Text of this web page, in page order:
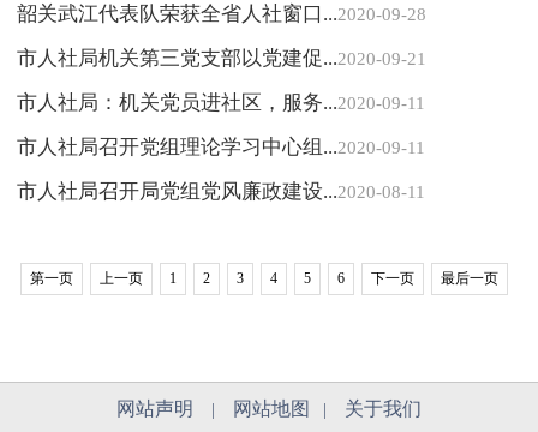
韶关武江代表队荣获全省人社窗口...2020-09-28
市人社局机关第三党支部以党建促...2020-09-21
市人社局：机关党员进社区，服务...2020-09-11
市人社局召开党组理论学习中心组...2020-09-11
市人社局召开局党组党风廉政建设...2020-08-11
第一页 上一页 1 2 3 4 5 6 下一页 最后一页
网站声明 网站地图 关于我们